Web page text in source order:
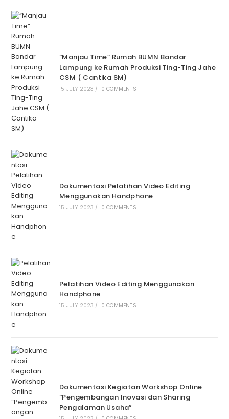
“Manjau Time” Rumah BUMN Bandar
Lampung ke Rumah Produksi Ting-Ting Jahe
CSM ( Cantika SM)
15 JULY 2023 / 0 COMMENTS
Dokumentasi Pelatihan Video Editing
Menggunakan Handphone
15 JULY 2023 / 0 COMMENTS
Pelatihan Video Editing Menggunakan
Handphone
15 JULY 2023 / 0 COMMENTS
Dokumentasi Kegiatan Workshop Online
“Pengembangan Inovasi dan Sharing
Pengalaman Usaha”